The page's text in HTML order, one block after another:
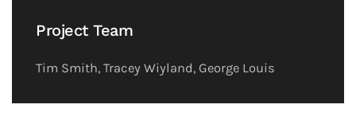
Project Team
Tim Smith, Tracey Wiyland, George Louis